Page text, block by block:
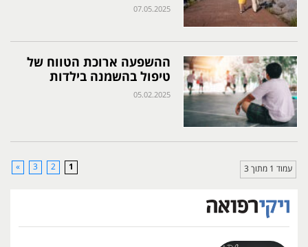
07.05.2025
ההשפעה ארוכת הטווח של
טיפול בהשמנה בילדות
05.02.2025
עמוד 1 מתוך 3 1
2
3
»